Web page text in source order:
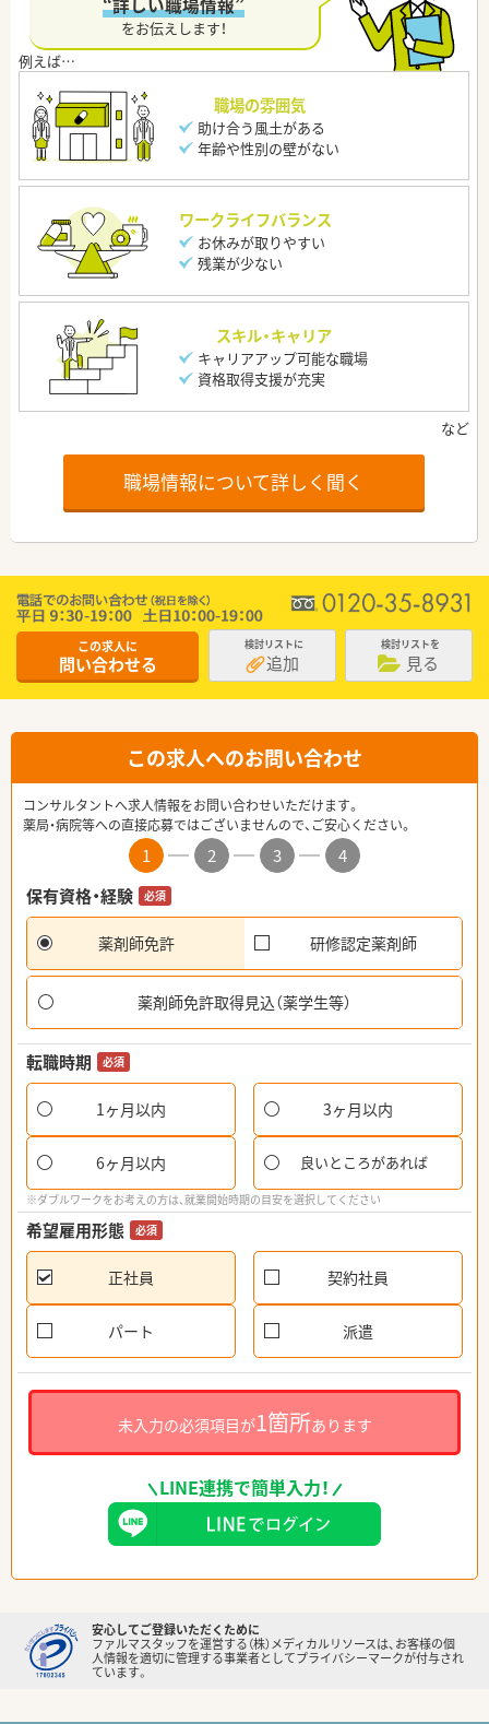
“詳しい職場情報”
をお伝えします！
職場の雰囲気
助け合う風土がある
年齢や性別の壁がない
ワークライフバランス
お休みが取りやすい
残業が少ない
スキル・キャリア
キャリアアップ可能な職場
資格取得支援が充実
職場情報について詳しく聞く
この求人に
問い合わせる
検討リストに
追加
検討リストを
見る
この求人へのお問い合わせ
コンサルタントへ求人情報をお問い合わせいただけます。
薬局・病院等への直接応募ではございませんので、ご安心ください。
1 2 3
4
保有資格・経験
必須
薬剤師免許 研修認定薬剤師
薬剤師免許取得見込（薬学生等）
転職時期 必須
1ヶ月以内 3ヶ月以内
6ヶ月以内 良いところがあれば
※ダブルワークをお考えの方は、就業開始時期の目安を選択してください
希望雇用形態 必須
正社員 契約社員
パート 派遣
未入力の必須項目が1箇所あります
LINE連携で簡単入力！
安心してご登録いただくために
ファルマスタッフを運営する（株）メディカルリソースは、お客様の個
人情報を適切に管理する事業者としてプライバシーマークが付与され
ています。